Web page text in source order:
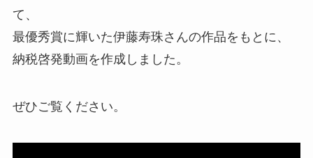
て、
最優秀賞に輝いた伊藤寿珠さんの作品をもとに、
納税啓発動画を作成しました。
ぜひご覧ください。